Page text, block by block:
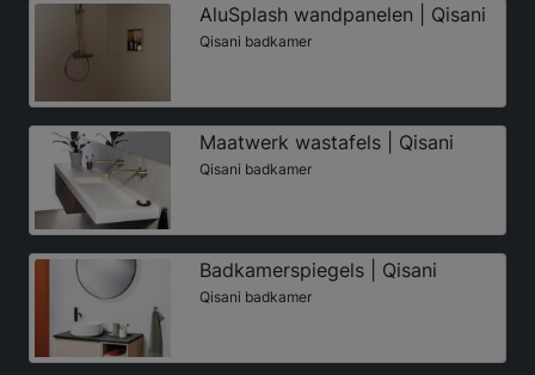
AluSplash wandpanelen | Qisani
Qisani badkamer
Maatwerk wastafels | Qisani
Qisani badkamer
Badkamerspiegels | Qisani
Qisani badkamer